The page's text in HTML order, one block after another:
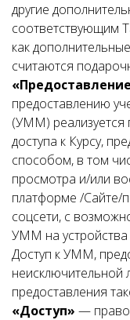
другие
соответствующим
как
считаются
предоставлению
(УММ) реализуется
доступа к Курсу,
способом, в том
просмотра и/или
платформе /Сайте/
соцсети, с
УММ на устройства
Доступ к УММ,
неисключительной
предоставления
«Доступ» — право